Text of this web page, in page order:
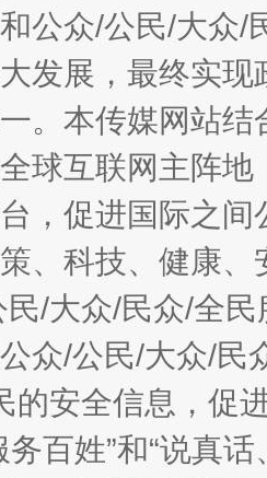
公众/公民/大众
发展，最终实
。本传媒网站
球互联网主阵
，促进国际之
、科技、健康
/大众/民众/全
众/公民/大众/民
的安全信息，促
务百姓”和“说真